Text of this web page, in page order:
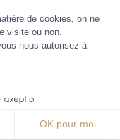
de cookies, on ne
visite ou non.
nous autorisez à
OK pour moi